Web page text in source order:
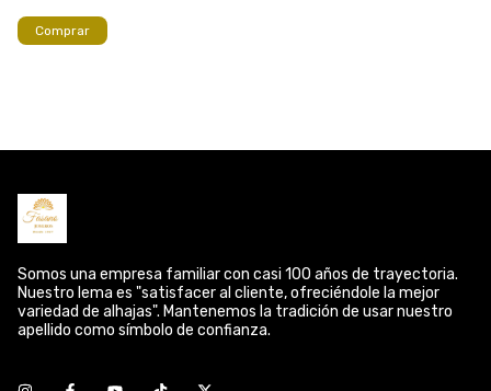
Comprar
Somos una empresa familiar con casi 100 años de trayectoria.
Nuestro lema es "satisfacer al cliente, ofreciéndole la mejor
variedad de alhajas". Mantenemos la tradición de usar nuestro
apellido como símbolo de confianza.